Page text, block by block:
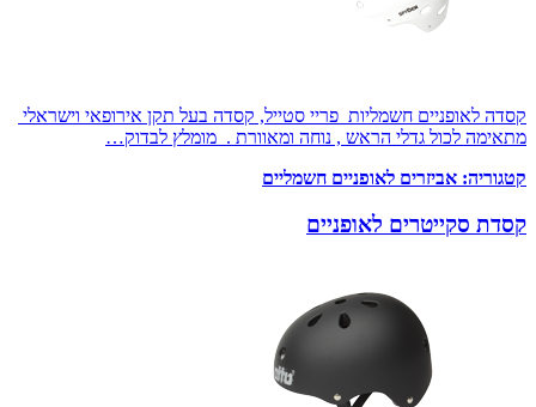
קסדה לאופניים חשמליות פריי סטייל, קסדה בעל תקן אירופאי וישראלי
מתאימה לכול גדלי הראש , נוחה ומאוורת . מומלץ לבדוק…
קטגוריה: אביזרים לאופניים חשמליים
קסדת סקייטרים לאופניים